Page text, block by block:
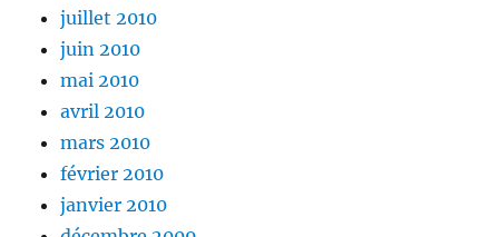
juillet 2010
juin 2010
mai 2010
avril 2010
mars 2010
février 2010
janvier 2010